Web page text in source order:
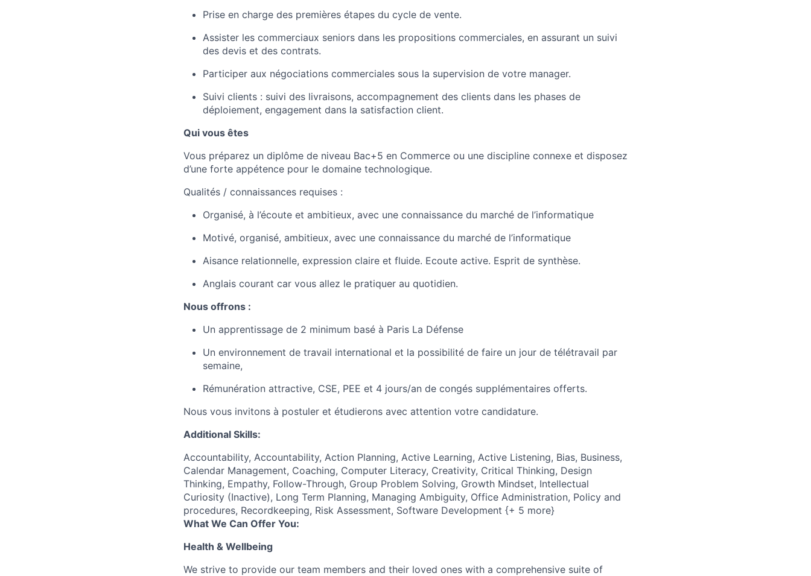
Prise en charge des premières étapes du cycle de vente.
Assister les commerciaux seniors dans les propositions commerciales, en assurant un suivi
des devis et des contrats.
Participer aux négociations commerciales sous la supervision de votre manager.
Suivi clients : suivi des livraisons, accompagnement des clients dans les phases de
déploiement, engagement dans la satisfaction client.
Qui vous êtes
Vous préparez un diplôme de niveau Bac+5 en Commerce ou une discipline connexe et disposez
d’une forte appétence pour le domaine technologique.
Qualités / connaissances requises :
Organisé, à l’écoute et ambitieux, avec une connaissance du marché de l’informatique
Motivé, organisé, ambitieux, avec une connaissance du marché de l’informatique
Aisance relationnelle, expression claire et fluide. Ecoute active. Esprit de synthèse.
Anglais courant car vous allez le pratiquer au quotidien.
Nous offrons :
Un apprentissage de 2 minimum basé à Paris La Défense
Un environnement de travail international et la possibilité de faire un jour de télétravail par
semaine,
Rémunération attractive, CSE, PEE et 4 jours/an de congés supplémentaires offerts.
Nous vous invitons à postuler et étudierons avec attention votre candidature.
Additional Skills:
Accountability, Accountability, Action Planning, Active Learning, Active Listening, Bias, Business,
Calendar Management, Coaching, Computer Literacy, Creativity, Critical Thinking, Design
Thinking, Empathy, Follow-Through, Group Problem Solving, Growth Mindset, Intellectual
Curiosity (Inactive), Long Term Planning, Managing Ambiguity, Office Administration, Policy and
procedures, Recordkeeping, Risk Assessment, Software Development {+ 5 more}
What We Can Offer You:
Health & Wellbeing
We strive to provide our team members and their loved ones with a comprehensive suite of